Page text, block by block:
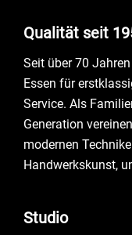
Qualität seit
Seit über 70
Essen für
Service. Als
Generation
modernen
Handwerkskunst,
Studio